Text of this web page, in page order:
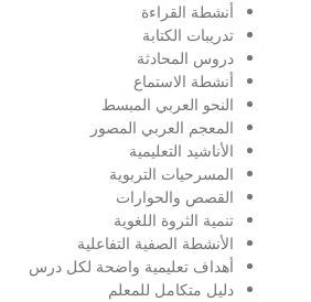
أنشطة القراءة
تدريبات الكتابة
دروس المحادثة
أنشطة الاستماع
النحو العربي المبسط
المعجم العربي المصور
الأناشيد التعليمية
المسرحيات التربوية
القصص والحوارات
تنمية الثروة اللغوية
الأنشطة الصفية التفاعلية
أهداف تعليمية واضحة لكل درس
دليل متكامل للمعلم